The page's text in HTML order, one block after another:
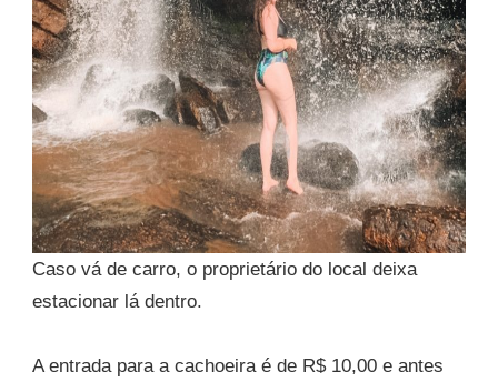
Caso vá de carro, o proprietário do local deixa
estacionar lá dentro.
A entrada para a cachoeira é de R$ 10,00 e antes